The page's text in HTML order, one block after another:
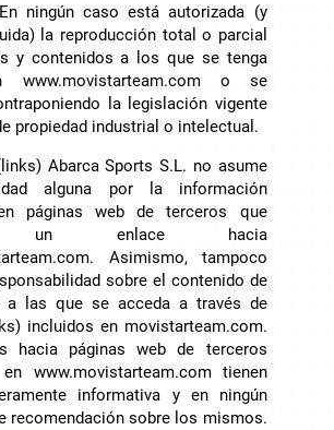
ningún caso está autorizada (y
la reproducción total o parcial
y contenidos a los que se tenga
www.movistarteam.com o se
la legislación vigente
propiedad industrial o intelectual.
Abarca Sports S.L. no asume
alguna por la información
páginas web de terceros que
un enlace hacia
Asimismo, tampoco
sobre el contenido de
a las que se acceda a través de
incluidos en movistarteam.com.
hacia páginas web de terceros
www.movistarteam.com tienen
informativa y en ningún
recomendación sobre los mismos.